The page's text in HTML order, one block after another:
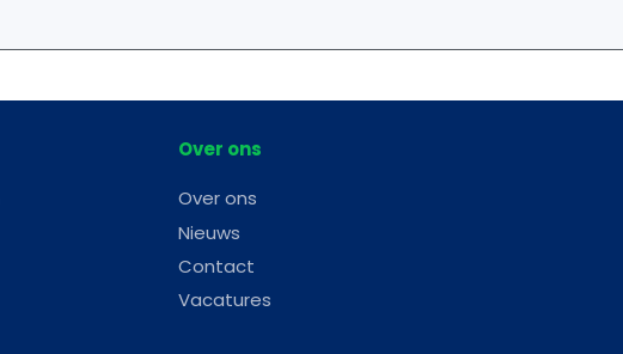
Over ons
Over ons
Nieuws
Contact
Vacatures